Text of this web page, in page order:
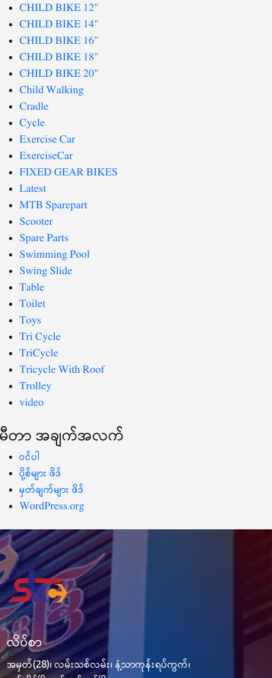
CHILD BIKE 12"
CHILD BIKE 14"
CHILD BIKE 16"
CHILD BIKE 18"
CHILD BIKE 20"
Child Walking
Cradle
Cycle
Exercise Car
ExerciseCar
FIXED GEAR BIKES
Latest
MTB Sparepart
Scooter
Spare Parts
Swimming Pool
Swing Slide
Table
Toilet
Toys
Tri Cycle
TriCycle
Tricycle With Roof
Trolley
video
မီတာ အချက်အလက်
ဝင်ပါ
ပို့စ်များ ဖိဒ်
မှတ်ချက်များ ဖိဒ်
WordPress.org
လိပ်စာ
အမှတ်(28)၊ လမ်းသစ်လမ်း၊ နံ့သာကုန်းရပ်ကွက်၊